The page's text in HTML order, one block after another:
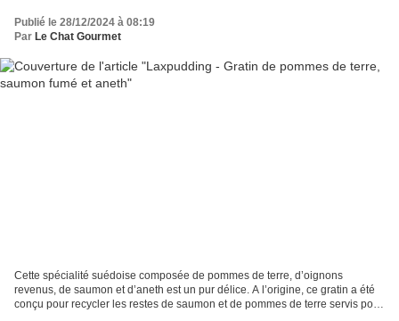
Publié le 28/12/2024 à 08:19
Par Le Chat Gourmet
Cette spécialité suédoise composée de pommes de terre, d’oignons
revenus, de saumon et d’aneth est un pur délice. A l’origine, ce gratin a été
conçu pour recycler les restes de saumon et de pommes de terre servis pour